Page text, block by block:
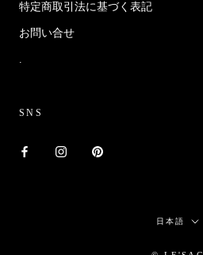
特定商取引法に基づく表記
お問い合せ
.
SNS
言
日本語